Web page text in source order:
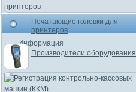
Печатающие головки для
принтеров
Информация
Производители оборудования